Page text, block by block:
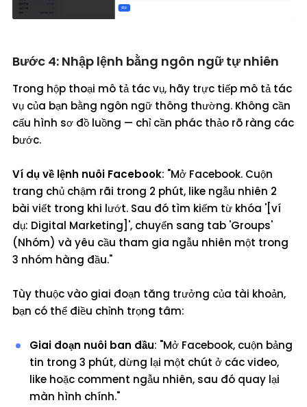
Bước 4: Nhập lệnh bằng ngôn ngữ tự nhiên
Trong hộp thoại mô tả tác vụ, hãy trực tiếp mô tả tác
vụ của bạn bằng ngôn ngữ thông thường. Không cần
cấu hình sơ đồ luồng — chỉ cần phác thảo rõ ràng các
bước.
Ví dụ về lệnh nuôi Facebook: "Mở Facebook. Cuộn
trang chủ chậm rãi trong 2 phút, like ngẫu nhiên 2
bài viết trong khi lướt. Sau đó tìm kiếm từ khóa '[ví
dụ: Digital Marketing]', chuyển sang tab 'Groups'
(Nhóm) và yêu cầu tham gia ngẫu nhiên một trong
3 nhóm hàng đầu."
Tùy thuộc vào giai đoạn tăng trưởng của tài khoản,
bạn có thể điều chỉnh trọng tâm:
Giai đoạn nuôi ban đầu: "Mở Facebook, cuộn bảng
tin trong 3 phút, dừng lại một chút ở các video,
like hoặc comment ngẫu nhiên, sau đó quay lại
màn hình chính."